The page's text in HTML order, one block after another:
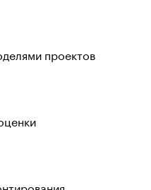
проектов